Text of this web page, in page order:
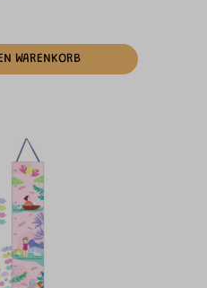
WARENKORB